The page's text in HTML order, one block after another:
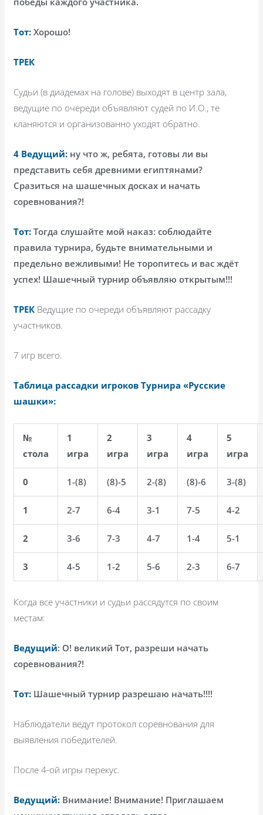
Тот: Хорошо!
ТРЕК
Судьи (в диадемах на голове) выходят в центр зала,
ведущие по очереди объявляют судей по И.О., те
кланяются и организованно уходят обратно.
4 Ведущий: ну что ж, ребята, готовы ли вы
представить себя древними египтянами?
Сразиться на шашечных досках и начать
соревнования?!
Тот:Тогда слушайте мой наказ: соблюдайте
правила турнира, будьте внимательными и
предельно вежливыми! Не торопитесь и вас ждёт
успех! Шашечный турнир объявляю открытым!!!
ТРЕК Ведущие по очереди объявляют рассадку
участников.
7 игр всего.
Таблица рассадки игроков Турнира «Русские
шашки»:
№
стола
1
игра
2
игра
3
игра
4
игра
5
игра
0 1-(8) (8)-5 2-(8) (8)-6 3-(8)
1 2-7 6-4 3-1 7-5 4-2
2 3-6 7-3 4-7 1-4 5-1
3 4-5 1-2 5-6 2-3 6-7
Когда все участники и судьи рассядутся по своим
местам:
Ведущий: О! великий Тот, разреши начать
соревнования?!
Тот: Шашечный турнир разрешаю начать!!!!
Наблюдатели ведут протокол соревнования для
выявления победителей.
После 4-ой игры перекус.
Ведущий: Внимание! Внимание! Приглашаем